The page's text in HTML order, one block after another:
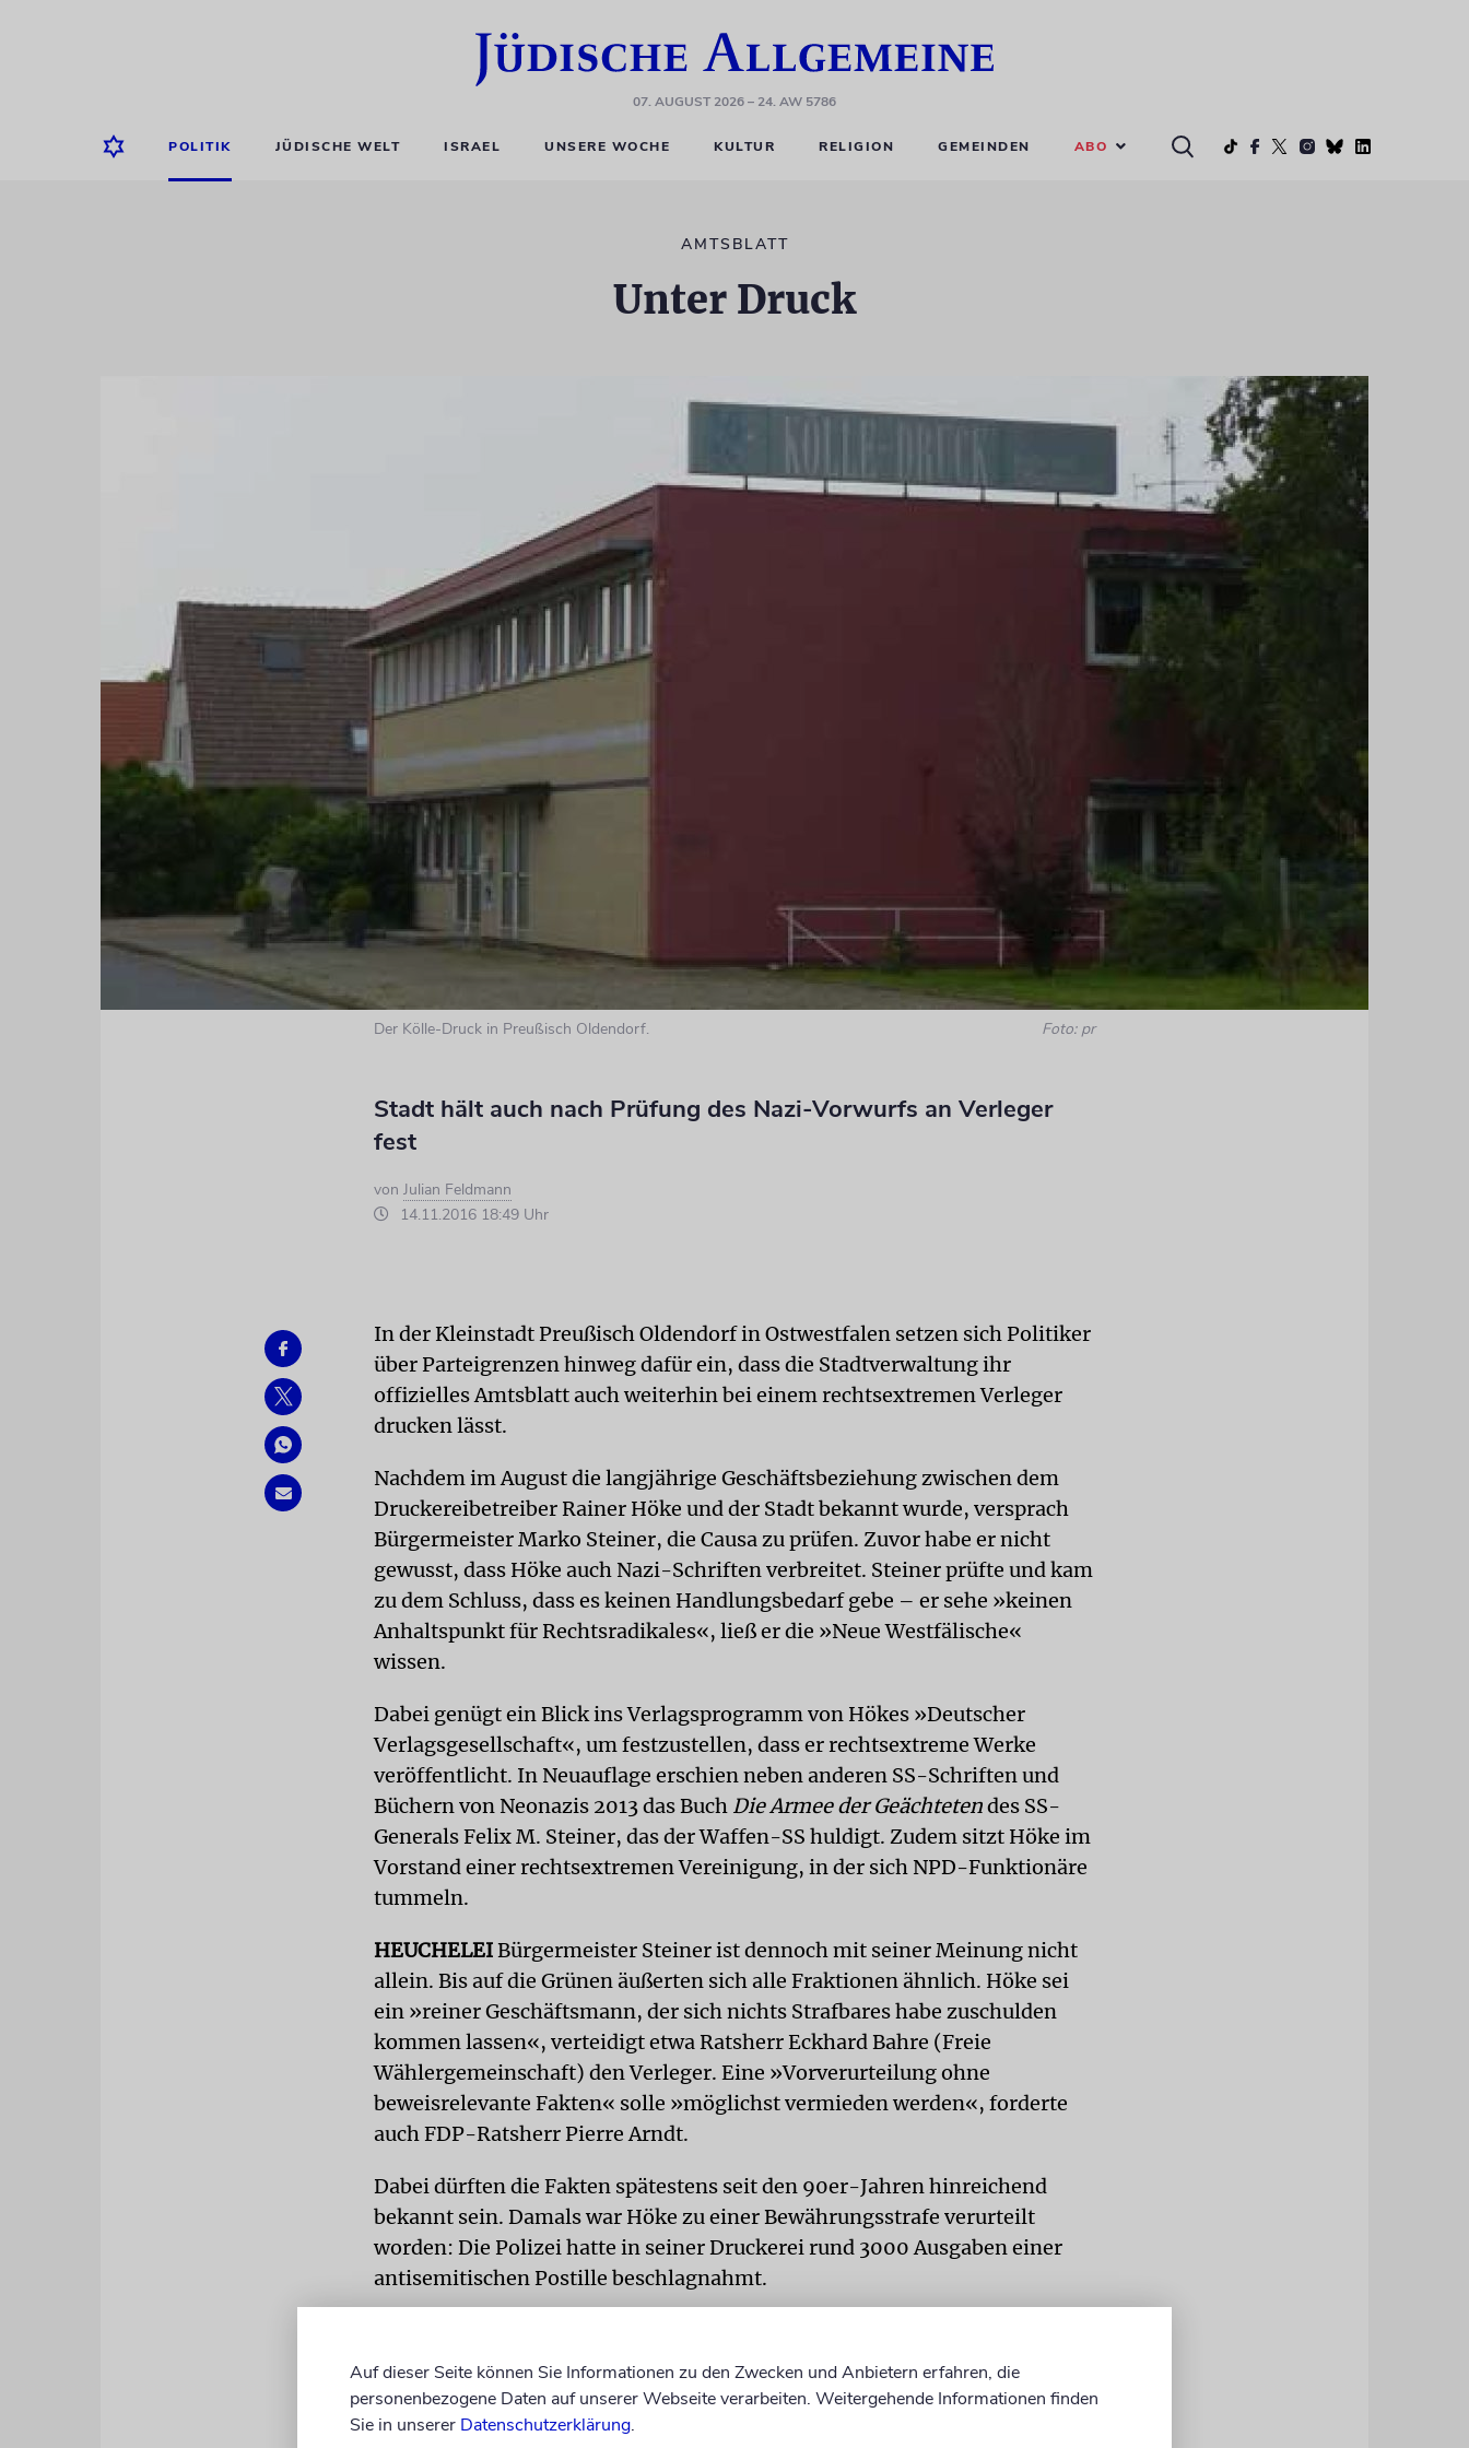
07. AUGUST 2026– 24. AW 5786
POLITIK JÜDISCHE WELT ISRAEL UNSERE WOCHE KULTUR RELIGION GEMEINDEN ABO
AMTSBLATT
Unter Druck
Der Kölle-Druck in Preußisch Oldendorf. Foto: pr
Stadt hält auch nach Prüfung des Nazi-Vorwurfs an Verleger
fest
von Julian Feldmann
14.11.2016 18:49 Uhr
In der Kleinstadt Preußisch Oldendorf in Ostwestfalen setzen sich Politiker
über Parteigrenzen hinweg dafür ein, dass die Stadtverwaltung ihr
offizielles Amtsblatt auch weiterhin bei einem rechtsextremen Verleger
drucken lässt.
Nachdem im August die langjährige Geschäftsbeziehung zwischen dem
Druckereibetreiber Rainer Höke und der Stadt bekannt wurde, versprach
Bürgermeister Marko Steiner, die Causa zu prüfen. Zuvor habe er nicht
gewusst, dass Höke auch Nazi-Schriften verbreitet. Steiner prüfte und kam
zu dem Schluss, dass es keinen Handlungsbedarf gebe – er sehe »keinen
Anhaltspunkt für Rechtsradikales«, ließ er die »Neue Westfälische«
wissen.
Dabei genügt ein Blick ins Verlagsprogramm von Hökes »Deutscher
Verlagsgesellschaft«, um festzustellen, dass er rechtsextreme Werke
veröffentlicht. In Neuauflage erschien neben anderen SS-Schriften und
Büchern von Neonazis 2013 das Buch Die Armee der Geächtetendes SS-
Generals Felix M. Steiner, das der Waffen-SS huldigt. Zudem sitzt Höke im
Vorstand einer rechtsextremen Vereinigung, in der sich NPD-Funktionäre
tummeln.
HEUCHELEIBürgermeister Steiner ist dennoch mit seiner Meinung nicht
allein. Bis auf die Grünen äußerten sich alle Fraktionen ähnlich. Höke sei
ein »reiner Geschäftsmann, der sich nichts Strafbares habe zuschulden
kommen lassen«, verteidigt etwa Ratsherr Eckhard Bahre (Freie
Wählergemeinschaft) den Verleger. Eine »Vorverurteilung ohne
beweisrelevante Fakten« solle »möglichst vermieden werden«, forderte
auch FDP-Ratsherr Pierre Arndt.
Dabei dürften die Fakten spätestens seit den 90er-Jahren hinreichend
bekannt sein. Damals war Höke zu einer Bewährungsstrafe verurteilt
worden: Die Polizei hatte in seiner Druckerei rund 3000 Ausgaben einer
antisemitischen Postille beschlagnahmt.
findet es nach wie vor skandalös, dass die Stadt mit dem Verleger
zusammenarbeitet. Von den Mitgliedern des Rats erwartet er, dass sie
gründlich recherchieren. Als Heuchelei empfindet der Gemeindechef
Auf dieser Seite können Sie Informationen zu den Zwecken und Anbietern erfahren, die
personenbezogene Daten auf unserer Webseite verarbeiten. Weitergehende Informationen finden
Sie in unserer Datenschutzerklärung.